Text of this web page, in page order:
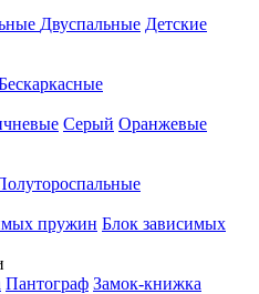
Двуспальные Детские
Серый Оранжевые
пружин Блок зависимых
Пантограф Замок-книжка